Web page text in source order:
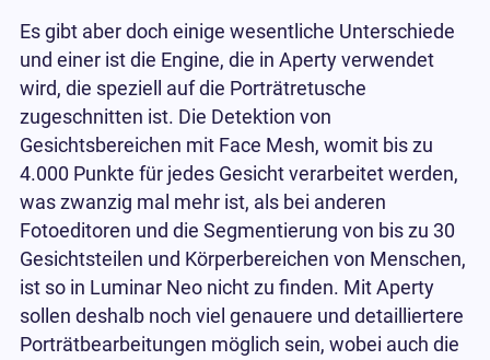
Es gibt aber doch einige wesentliche Unterschiede
und einer ist die Engine, die in Aperty verwendet
wird, die speziell auf die Porträtretusche
zugeschnitten ist. Die Detektion von
Gesichtsbereichen mit Face Mesh, womit bis zu
4.000 Punkte für jedes Gesicht verarbeitet werden,
was zwanzig mal mehr ist, als bei anderen
Fotoeditoren und die Segmentierung von bis zu 30
Gesichtsteilen und Körperbereichen von Menschen,
ist so in Luminar Neo nicht zu finden. Mit Aperty
sollen deshalb noch viel genauere und detailliertere
Porträtbearbeitungen möglich sein, wobei auch die